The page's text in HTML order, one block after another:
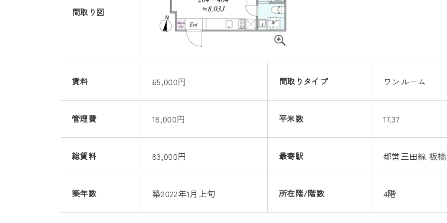
間取り図
賃料 65,000円 間取りタイプ ワンルーム
管理費 18,000円 平米数 17.37
総賃料 83,000円 最寄駅 都営三田線 板
築年数 築2022年1月上旬 所在階/階数 4階